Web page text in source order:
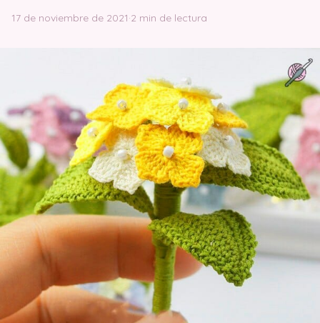
17 de noviembre de 2021·2 min de lectura